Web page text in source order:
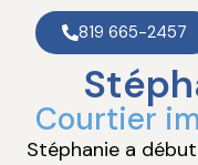
819 665-2457
Courtier
Stéphanie a